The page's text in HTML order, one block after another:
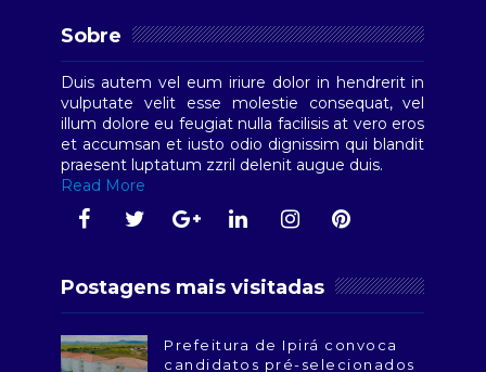
Sobre
Duis autem vel eum iriure dolor in hendrerit in
vulputate velit esse molestie consequat, vel
illum dolore eu feugiat nulla facilisis at vero eros
et accumsan et iusto odio dignissim qui blandit
praesent luptatum zzril delenit augue duis.
Read More
Postagens mais visitadas
Prefeitura de Ipirá convoca
candidatos pré-selecionados